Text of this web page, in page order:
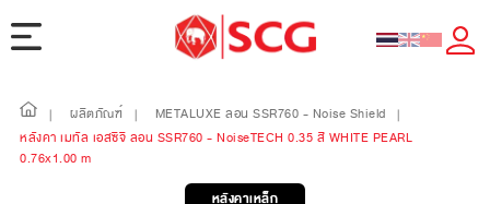
| ผลิตภัณฑ์ | METALUXE ลอน SSR760 - Noise Shield
|
หลังคา เมทัล เอสซีจี ลอน SSR760 - NoiseTECH 0.35 สี WHITE PEARL
0.76x1.00 m
หลังคาเหล็ก